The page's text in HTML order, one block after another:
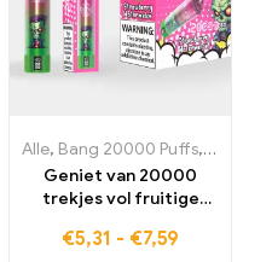
e-sigaretten Zweden,
Alle, Bang 20000 Puffs,
Geniet van 20000
trekjes vol fruitige
watermeloetsuiker met
€5,31 - €7,59